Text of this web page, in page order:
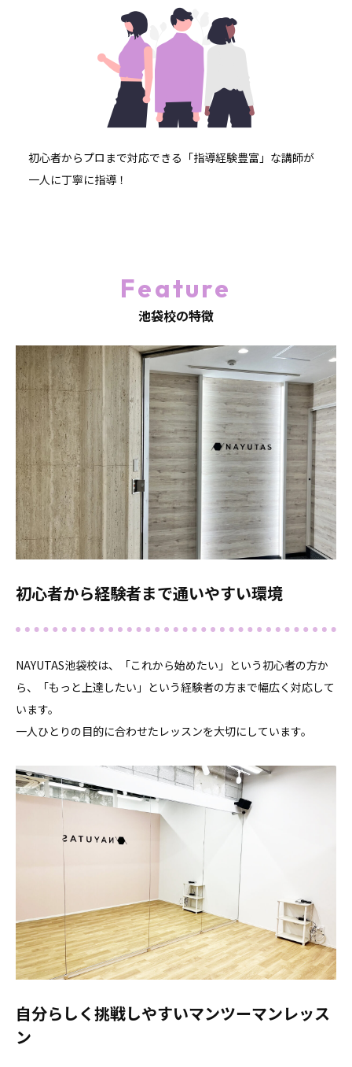
初心者からプロまで対応できる「指導経験豊富」な講師が
一人に丁寧に指導！
Feature
池袋校の特徴
初心者から経験者まで通いやすい環境
NAYUTAS池袋校は、「これから始めたい」という初心者の方か
ら、「もっと上達したい」という経験者の方まで幅広く対応して
います。
一人ひとりの目的に合わせたレッスンを大切にしています。
自分らしく挑戦しやすいマンツーマンレッス
ン